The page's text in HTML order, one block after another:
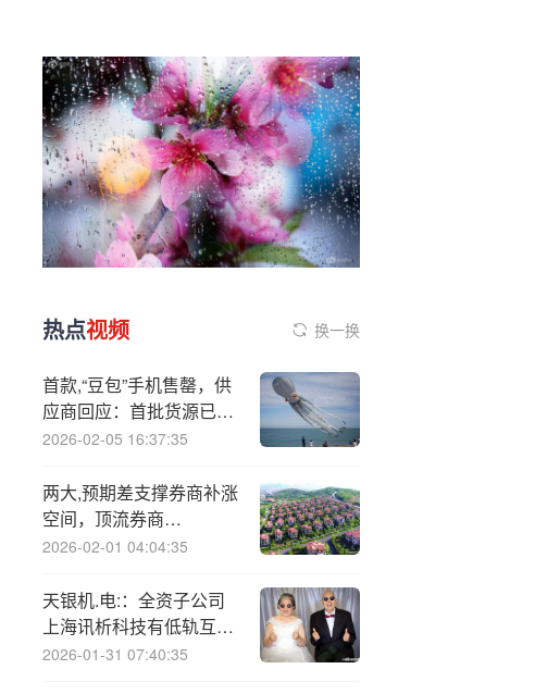
热点视频 换一换
首款,“豆包”手机售罄，供
应商回应：首批货源已
空，近一两周无货
2026-02-05 16:37:35
两大,预期差支撑券商补涨
空间，顶流券商
ETF（512000）近2日“暴
2026-02-01 04:04:35
天银机.电:：全资子公司
上海讯析科技有低轨互联
网卫星信号地面处理设备
2026-01-31 07:40:35